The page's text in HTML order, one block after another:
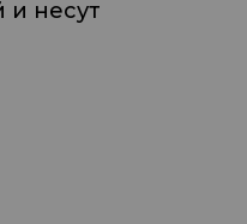
и несут